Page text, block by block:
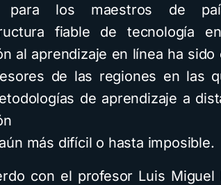
para los maestros de
fiable de tecnología
al aprendizaje en línea ha sido
de las regiones en las
de aprendizaje a
más difícil o hasta imposible.
con el profesor Luis Miguel